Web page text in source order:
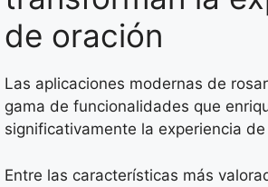
de oración
Las aplicaciones modernas de
gama de funcionalidades que
significativamente la experiencia
Entre las características más